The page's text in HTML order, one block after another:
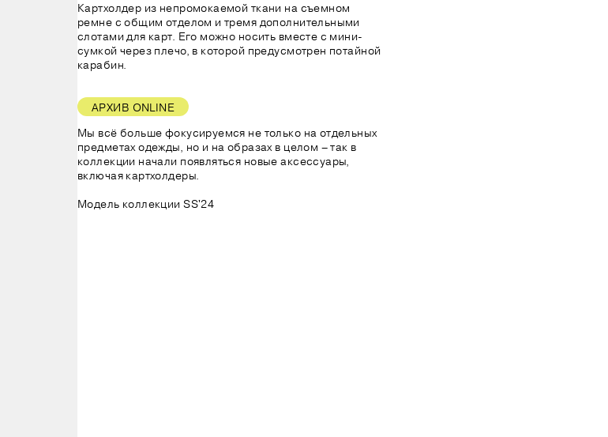
Картхолдер из непромокаемой ткани на съемном
ремне с общим отделом и тремя дополнительными
слотами для карт. Его можно носить вместе с мини-
сумкой через плечо, в которой предусмотрен потайной
карабин.
АРХИВ ONLINE
Мы всё больше фокусируемся не только на отдельных
предметах одежды, но и на образах в целом – так в
коллекции начали появляться новые аксессуары,
включая картхолдеры.
Модель коллекции SS'24